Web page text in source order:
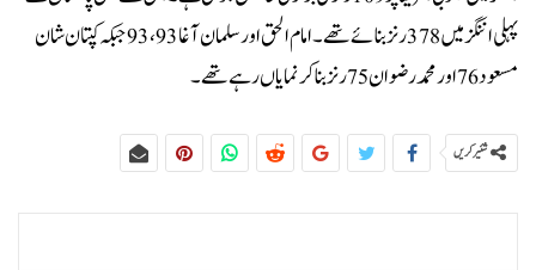
پہلی اننگز میں 378 رنز بنائے تھے۔ امام الحق اور سلمان آغا 93، 93 جبکہ کپتان شان
مسعود 76 اور محمد رضوان 75 رنز بناکر نمایاں رہے تھے۔
شئیر کریں